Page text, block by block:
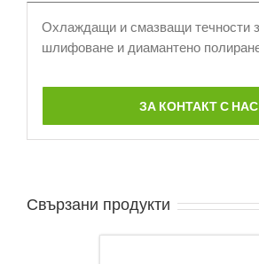
Охлаждащи и смазващи течности
шлифоване и диамантено
ЗА КОНТАКТ С НАС
Свързани продукти